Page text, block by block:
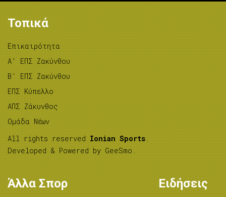
Τοπικά
Επικαιρότητα
A’ ΕΠΣ Ζακύνθου
B’ ΕΠΣ Ζακύνθου
ΕΠΣ Κύπελλο
ΑΠΣ Ζάκυνθος
Ομάδα Νέων
All rights reserved Ionian Sports .
Developed & Powered by GeeSmo .
Άλλα Σπορ Ειδήσεις